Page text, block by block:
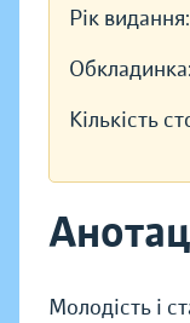
Рік видання:
Обкладинка:
Кількість
Молодість і